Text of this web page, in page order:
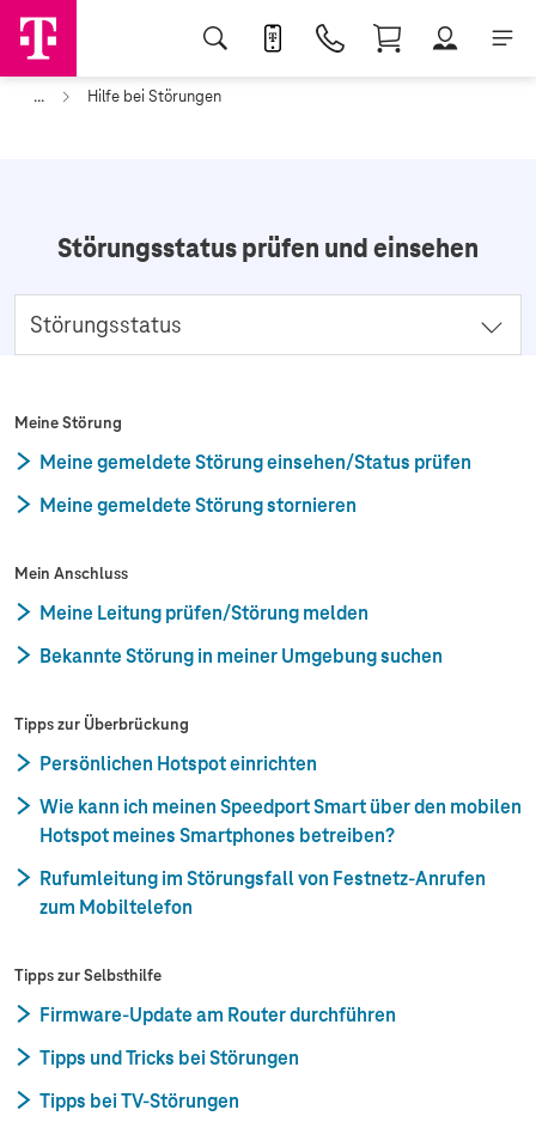
... Hilfe bei Störungen
Störungsstatus prüfen und einsehen
Störungsstatus
Ihnen gemeldeten Störung einsehen. Sie haben noch
keine Störung gemeldet? Dann prüfen Sie hier Ihren
Anschluss und erfahren, ob bereits eine Störung
bekannt ist.
Meine Störung
Meine gemeldete Störung einsehen/Status prüfen
Meine gemeldete Störung stornieren
Mein Anschluss
Meine Leitung prüfen/Störung melden
Bekannte Störung in meiner Umgebung suchen
Tipps zur Überbrückung
Persönlichen Hotspot einrichten
Wie kann ich meinen Speedport Smart über den mobilen
Hotspot meines Smartphones betreiben?
Rufumleitung im Störungsfall von Festnetz-Anrufen
zum Mobiltelefon
Tipps zur Selbsthilfe
Firmware-Update am Router durchführen
Tipps und Tricks bei Störungen
Tipps bei TV-Störungen